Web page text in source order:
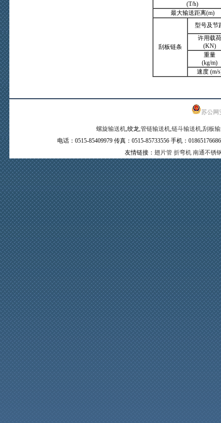
(T/h)
最大输送距离(m)
刮板链条
型号及节
许用载荷
(KN)
重量
(kg/m)
速度 (m/
苏公网
螺旋输送机,绞龙,管链输送机,链斗输送机,刮板
电话：0515-85409979 传真：0515-85733556 手机：
友情链接： 翅片管 折弯机 南通不锈